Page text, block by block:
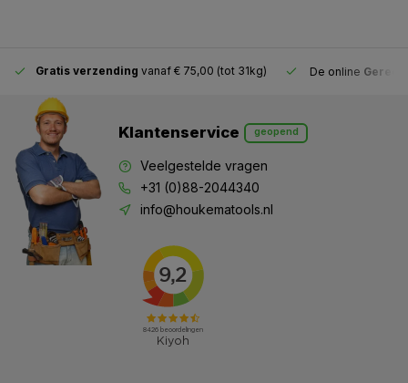
Gratis verzending vanaf € 75,00 (tot 31kg) De online
Klantenservice geopend
Veelgestelde vragen
+31 (0)88-2044340
info@houkematools.nl